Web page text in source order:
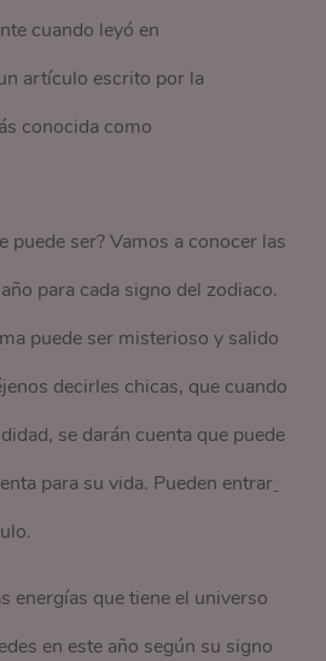
cuando leyó en
artículo escrito por la
conocida como
puede ser? Vamos a conocer las
para cada signo del zodiaco.
puede ser misterioso y salido
decirles chicas, que cuando
se darán cuenta que puede
para su vida. Pueden entrar
energías que tiene el universo
en este año según su signo